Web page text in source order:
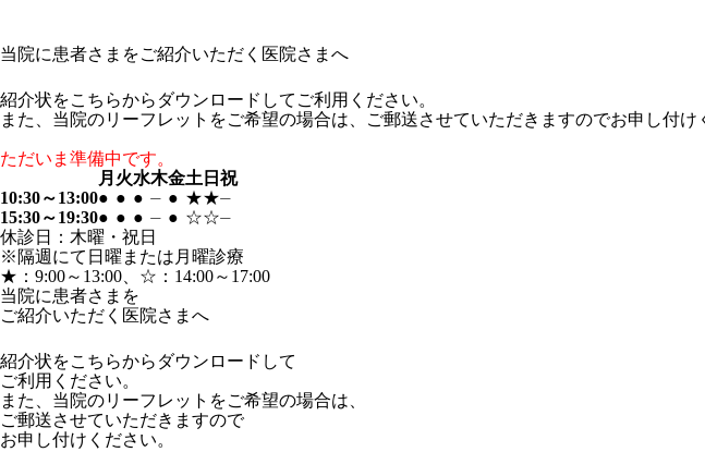
当院に患者さまをご紹介いただく医院さまへ
紹介状をこちらからダウンロードしてご利用ください。
また、当院のリーフレットをご希望の場合は、ご郵送させていただきますのでお申し付け
ただいま準備中です。
月 火水木金土 日祝
10:30～13:00● ● ● ⏤ ● ★★⏤
15:30～19:30● ● ● ⏤ ● ☆☆⏤
休診日：木曜・祝日
※隔週にて日曜または月曜診療
★ ：9:00～13:00、 ☆ ：14:00～17:00
当院に患者さまを
ご紹介いただく医院さまへ
紹介状をこちらからダウンロードして
ご利用ください。
また、当院のリーフレットをご希望の場合は、
ご郵送させていただきますので
お申し付けください。